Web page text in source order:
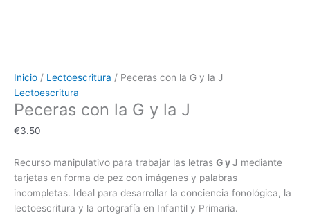
Inicio / Lectoescritura / Peceras con la G y la J
Lectoescritura
Peceras con la G y la J
€3.50
Recurso manipulativo para trabajar las letras G y J mediante
tarjetas en forma de pez con imágenes y palabras
incompletas. Ideal para desarrollar la conciencia fonológica, la
lectoescritura y la ortografía en Infantil y Primaria.